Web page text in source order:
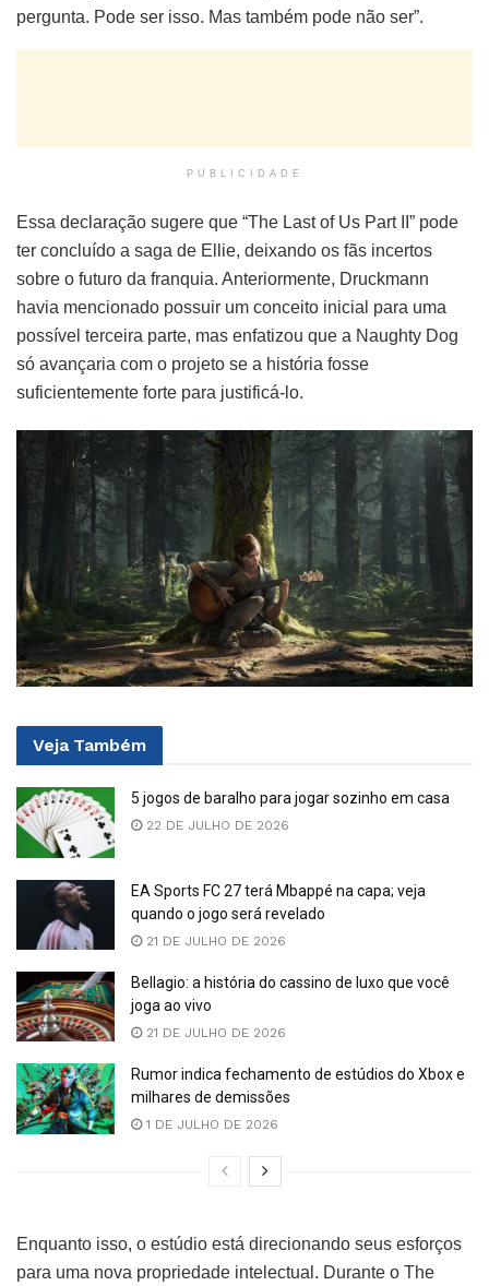
pergunta. Pode ser isso. Mas também pode não ser”.
PUBLICIDADE
Essa declaração sugere que “The Last of Us Part II” pode
ter concluído a saga de Ellie, deixando os fãs incertos
sobre o futuro da franquia. Anteriormente, Druckmann
havia mencionado possuir um conceito inicial para uma
possível terceira parte, mas enfatizou que a Naughty Dog
só avançaria com o projeto se a história fosse
suficientemente forte para justificá-lo.
Veja Também
5 jogos de baralho para jogar sozinho em casa
22 DE JULHO DE 2026
EA Sports FC 27 terá Mbappé na capa; veja
quando o jogo será revelado
21 DE JULHO DE 2026
Bellagio: a história do cassino de luxo que você
joga ao vivo
21 DE JULHO DE 2026
Rumor indica fechamento de estúdios do Xbox e
milhares de demissões
1 DE JULHO DE 2026
Enquanto isso, o estúdio está direcionando seus esforços
para uma nova propriedade intelectual. Durante o The